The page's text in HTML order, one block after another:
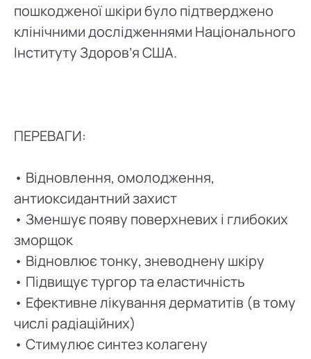
пошкодженої шкіри було підтверджено
клінічними дослідженнями Національного
Інституту Здоров’я США.
ПЕРЕВАГИ:
• Відновлення, омолодження,
антиоксидантний захист
• Зменшує появу поверхневих і глибоких
зморщок
• Відновлює тонку, зневоднену шкіру
• Підвищує тургор та еластичність
• Ефективне лікування дерматитів (в тому
числі радіаційних)
• Стимулює синтез колагену